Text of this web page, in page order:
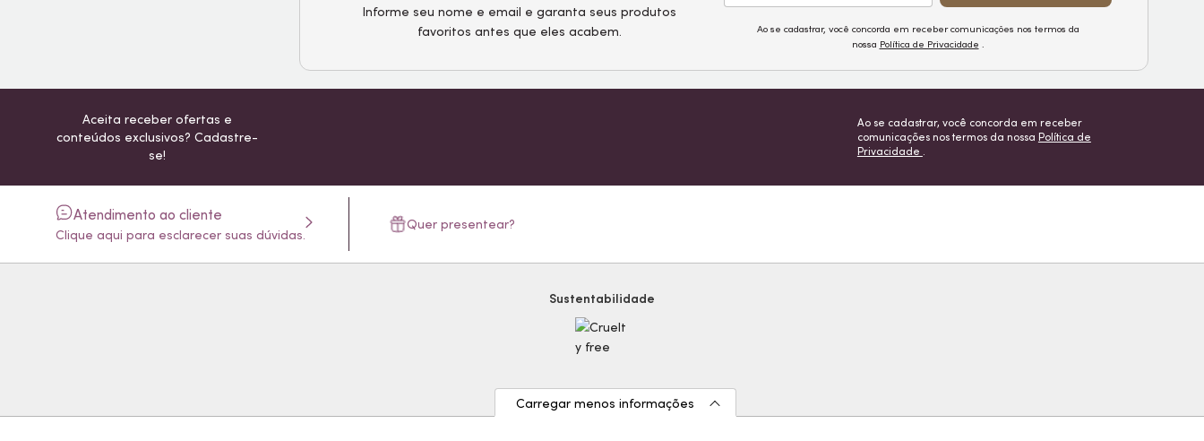
Informe seu nome e email e garanta seus produtos
favoritos antes que eles acabem.
Ao se cadastrar, você concorda em receber comunicações nos termos da
nossa Política de Privacidade .
Aceita receber ofertas e
conteúdos exclusivos? Cadastre-
se!
Ao se cadastrar, você concorda em receber
comunicações nos termos da nossa Política de
Privacidade .
Atendimento ao cliente
Clique aqui para esclarecer suas dúvidas.
Quer presentear?
Sustentabilidade
Carregar menos informações